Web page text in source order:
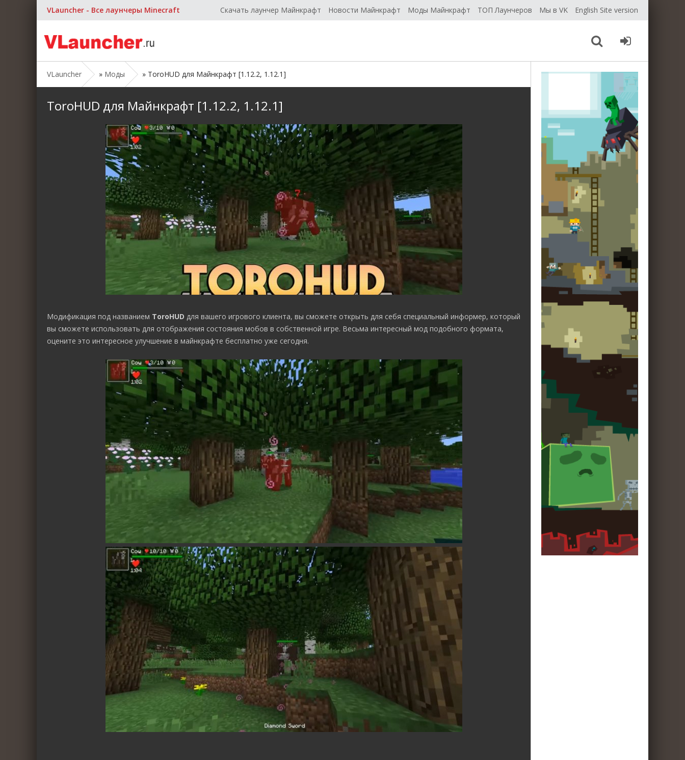
VLauncher - Все лаунчеры Minecraft Скачать лаунчер Майнкрафт Новости Майнкрафт Моды Майнкрафт ТОП Лаунчеров Мы в VK English Site version
VLauncher » Моды » ToroHUD для Майнкрафт [1.12.2, 1.12.1]
ToroHUD для Майнкрафт [1.12.2, 1.12.1]
Модификация под названием ToroHUD для вашего игрового клиента, вы сможете открыть для себя специальный информер, который
вы сможете использовать для отображения состояния мобов в собственной игре. Весьма интересный мод подобного формата,
оцените это интересное улучшение в майнкрафте бесплатно уже сегодня.